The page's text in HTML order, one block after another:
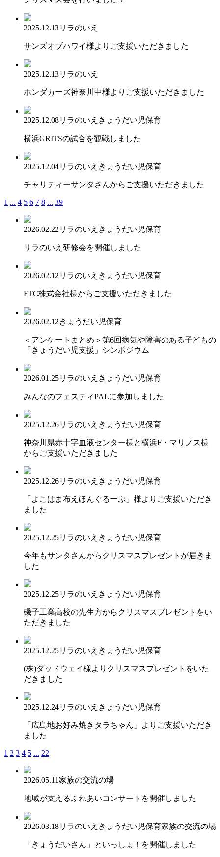
2025.12.13リラのいえ
サンズオブハワイ様よりご支援いただきました
2025.12.13リラのいえ
ホンダカーズ神奈川中様よりご支援いただきました
2025.12.08リラのいえ きょうだい児保育
横浜GRITSの試合を観戦しました
2025.12.04リラのいえ きょうだい児保育
チャリティーサンタさんからご支援いただきました
1 ... 4 5 6 7 8 ... 39
2026.02.22 リラのいえ きょうだい児保育
リラのいえ研修会を開催しました
2026.02.12 リラのいえ きょうだい児保育
FTC株式会社様からご支援いただきました
2026.02.12きょうだい児保育
＜アンケートまとめ＞第6回病気や障害のある子どもの
「きょうだい児支援」シンポジウム
2026.01.25リラのいえ きょうだい児保育
みんなのフェスティPALに参加しました
2025.12.26リラのいえ きょうだい児保育
神奈川県赤十字血液センター様と横浜F・マリノス様
からご支援いただきました
2025.12.26リラのいえ きょうだい児保育
「よこはま布えほんぐるーぷ」様よりご支援いただき
ました
2025.12.25リラのいえ きょうだい児保育
今年もサンタさんからクリスマスプレゼントが届きま
した
2025.12.25リラのいえ きょうだい児保育
磯子工業高校の先生方からクリスマスプレゼントをい
ただきました
2025.12.25リラのいえ きょうだい児保育
(株)ダッドウェイ様よりクリスマスプレゼントをいた
だきました
2025.12.24リラのいえ きょうだい児保育
「広島地お好み焼きタラちゃん」よりご支援いただき
ました
1 2 3 4 5 ... 22
2026.05.11家族の交流の場
地域が支えるふれあいコンサートを開催しました
2026.03.18リラのいえ きょうだい児保育家族の交流の場
「きょうだいさん」といっしょ！を開催しました